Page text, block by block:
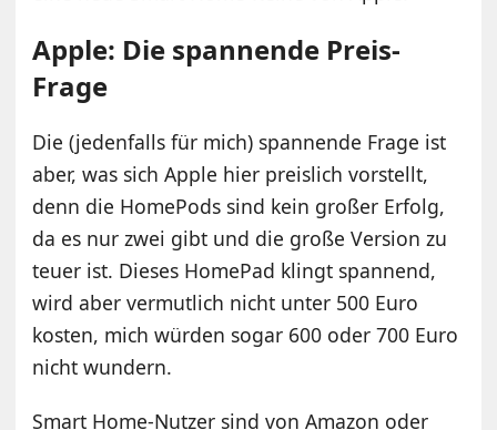
Apple: Die spannende Preis-
Frage
Die (jedenfalls für mich) spannende Frage ist
aber, was sich Apple hier preislich vorstellt,
denn die HomePods sind kein großer Erfolg,
da es nur zwei gibt und die große Version zu
teuer ist. Dieses HomePad klingt spannend,
wird aber vermutlich nicht unter 500 Euro
kosten, mich würden sogar 600 oder 700 Euro
nicht wundern.
Smart Home-Nutzer sind von Amazon oder